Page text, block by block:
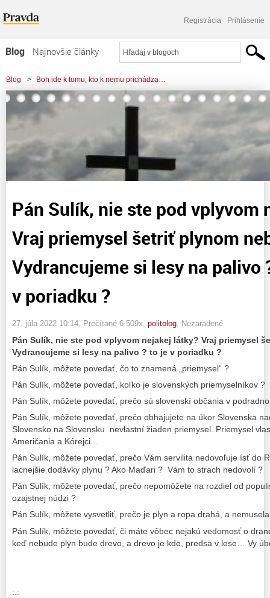
Registrácia Prihlásenie
Blog
Najnovšie články
Najčítanejšie články
Najkomentovanejšie články
Zoznam blogov
Komerčné blogy
Blog > Boh ide k tomu, kto k nemu prichádza…
> Pán Sulík, nie ste pod vplyvom nejakej látky? Vraj priemysel šetriť plynom
nebude. Vydrancujeme
Pán Sulík, nie ste pod vplyvom
Vraj priemysel šetriť plynom
Vydrancujeme si lesy na palivo
v poriadku ?
27. júla 2022 10:14 , Prečítané 6 509x, politolog Nezaradené
Pán Sulík, nie ste pod vplyvom nejakej látky? Vraj priemysel
Vydrancujeme si lesy na palivo ? to je v poriadku ?
Pán Sulík, môžete povedať, čo to znamená „priemysel“ ?
Pán Sulík, môžete povedať, koľko je slovenských priemyselníkov ?
Pán Sulík, môžete povedať, prečo sú slovenskí občania v
Pán Sulík, môžete povedať, prečo obhajujete na úkor Slovenska
Slovensko na Slovensku nevlastní žiaden priemysel. Priemysel
Američania a Kórejci…
Pán Sulík, môžete povedať, prečo Vám servilita nedovoľuje ísť do
lacnejšie dodávky plynu ? Ako Maďari ? Vám to strach nedovolí ?
Pán Sulík, môžete povedať, prečo nepomôžete na rozdiel od
ozajstnej núdzi ?
Pán Sulík, môžete vysvetliť, prečo je plyn a ropa drahá, a
Pán Sulík, môžete povedať, či máte vôbec nejakú vedomosť o
keď nebude plyn bude drevo, a drevo je kde, predsa v lese… Vy
:.: